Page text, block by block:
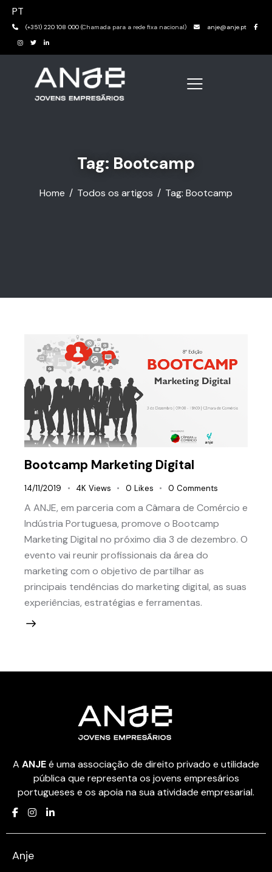
PT
(+351) 220 108 000 (Chamada para a rede fixa nacional) anje@anje.pt
Tag: Bootcamp
Home Todos os artigos Tag: Bootcamp
Bootcamp Marketing Digital
14/11/2019 4K Views 0 Likes 0 Comments
A ANJE, em parceria com a Câmara de Comércio e
Indústria Portuguesa, promove o Bootcamp
Marketing Digital no próximo dia 3 de dezembro. O
evento vai reunir profissionais da área do
marketing com o objetivo de partilhar as
principais tendências do marketing digital, as suas
experiências, estratégias e ferramentas.
A ANJEé uma associação de direito privado e utilidade
pública que representa os jovens empresários
portugueses e os apoia na sua atividade empresarial.
Anje